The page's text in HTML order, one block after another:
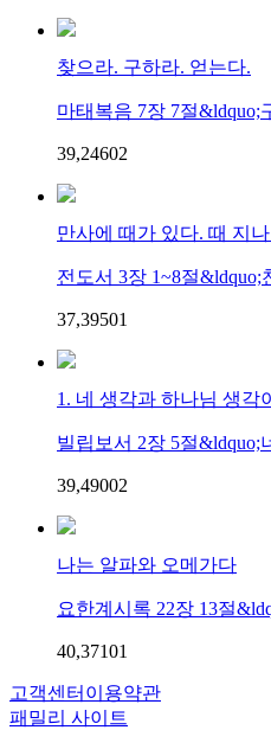
찾으라. 구하라. 얻는다.
마태복음 7장 7절&ldquo;
39,24602
만사에 때가 있다. 때 지
전도서 3장 1~8절
37,39501
1. 네 생각과 하나님 생각
빌립보서 2장 5절&ldquo;
39,49002
나는 알파와 오메가다
요한계시록 22장 13절
40,37101
고객센터 이용약관
패밀리 사이트